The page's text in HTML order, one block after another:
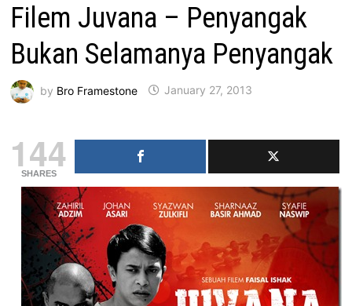
Filem Juvana – Penyangak
Bukan Selamanya Penyangak
by Bro Framestone January 27, 2013
144
SHARES